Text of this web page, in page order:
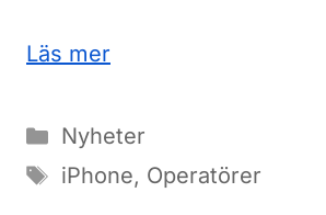
Läs mer
Kategorier
Nyheter
Etiketter
iPhone, Operatörer